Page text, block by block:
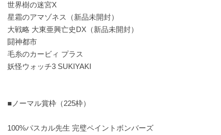
世界樹の迷宮X
星霜のアマゾネス（新品未開封）
大戦略 大東亜興亡史DX（新品未開封）
闘神都市
毛糸のカービィ プラス
妖怪ウォッチ3 SUKIYAKI
■ノーマル賞枠（225枠）
100%パスカル先生 完璧ペイントボンバーズ